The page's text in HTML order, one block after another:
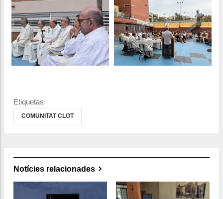
Etiquetas
COMUNITAT CLOT
Notícies relacionades